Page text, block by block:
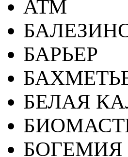
АТМ
БАРЬЕР
БЕЛАЯ
БОГЕМИЯ